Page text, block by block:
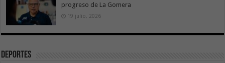
progreso de La Gomera
19 julio, 2026
Deportes